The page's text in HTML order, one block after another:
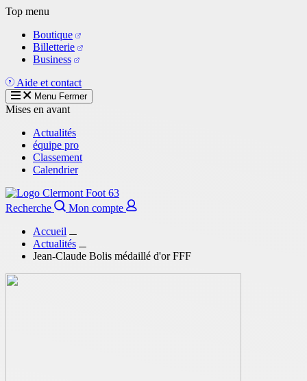
Aller
contenu
principal
Top menu
Boutique
Billetterie
Business
Aide et contact
Menu Fermer
Mises en avant
Actualités
équipe pro
Classement
Calendrier
Recherche
Mon compte
Accueil
Actualités
Jean-Claude Bolis médaillé d'or FFF